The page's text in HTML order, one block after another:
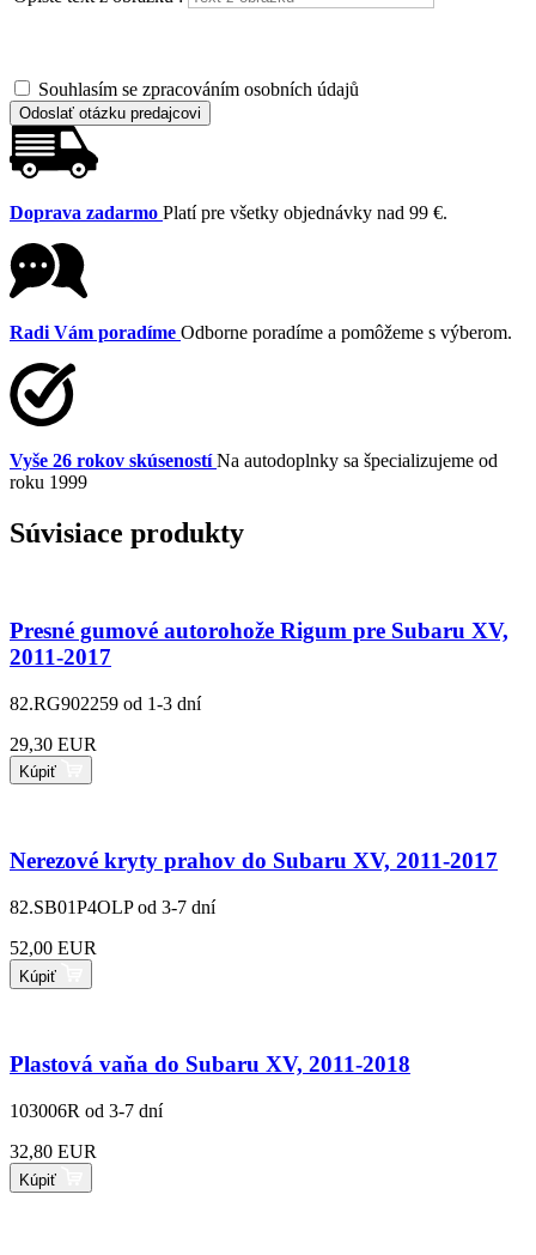
Souhlasím se zpracováním osobních údajů
Odoslať otázku predajcovi
Doprava zadarmo Platí pre všetky objednávky nad 99 €.
Radi Vám poradíme Odborne poradíme a pomôžeme s výberom.
Vyše 26 rokov skúseností Na autodoplnky sa špecializujeme od
roku 1999
Súvisiace produkty
Presné gumové autorohože Rigum pre Subaru XV,
2011-2017
82.RG902259 od 1-3 dní
29,30 EUR
Kúpiť
Nerezové kryty prahov do Subaru XV, 2011-2017
82.SB01P4OLP od 3-7 dní
52,00 EUR
Kúpiť
Plastová vaňa do Subaru XV, 2011-2018
103006R od 3-7 dní
32,80 EUR
Kúpiť